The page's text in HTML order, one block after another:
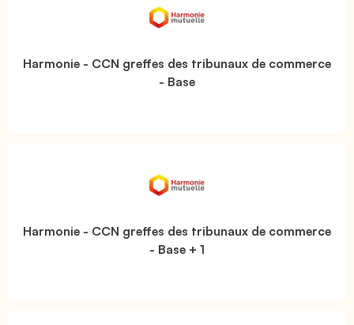
Harmonie - CCN greffes des tribunaux de commerce
- Base
Harmonie - CCN greffes des tribunaux de commerce
- Base + 1